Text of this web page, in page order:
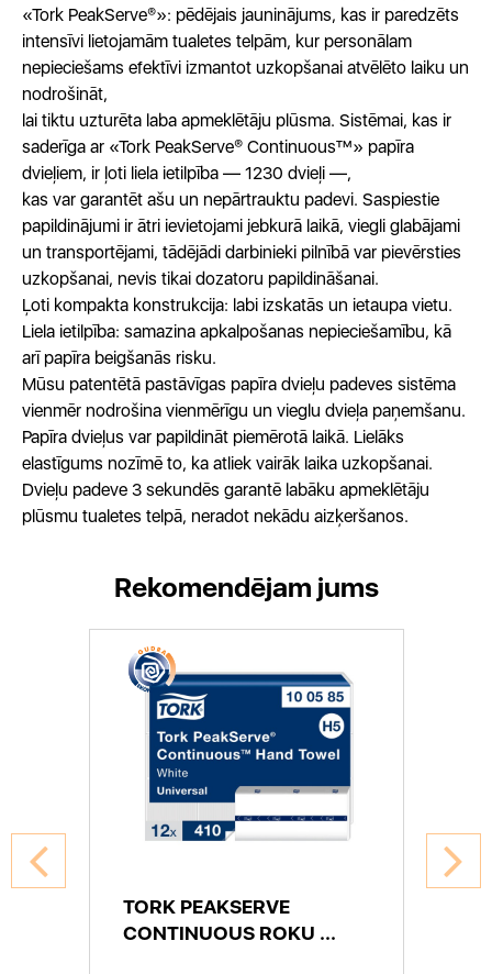
«Tork PeakServe®»: pēdējais jauninājums, kas ir paredzēts
intensīvi lietojamām tualetes telpām, kur personālam
nepieciešams efektīvi izmantot uzkopšanai atvēlēto laiku un
nodrošināt,
lai tiktu uzturēta laba apmeklētāju plūsma. Sistēmai, kas ir
saderīga ar «Tork PeakServe® Continuous™» papīra
dvieļiem, ir ļoti liela ietilpība — 1230 dvieļi —,
kas var garantēt ašu un nepārtrauktu padevi. Saspiestie
papildinājumi ir ātri ievietojami jebkurā laikā, viegli glabājami
un transportējami, tādējādi darbinieki pilnībā var pievērsties
uzkopšanai, nevis tikai dozatoru papildināšanai.
Ļoti kompakta konstrukcija: labi izskatās un ietaupa vietu.
Liela ietilpība: samazina apkalpošanas nepieciešamību, kā
arī papīra beigšanās risku.
Mūsu patentētā pastāvīgas papīra dvieļu padeves sistēma
vienmēr nodrošina vienmērīgu un vieglu dvieļa paņemšanu.
Papīra dvieļus var papildināt piemērotā laikā. Lielāks
elastīgums nozīmē to, ka atliek vairāk laika uzkopšanai.
Dvieļu padeve 3 sekundēs garantē labāku apmeklētāju
plūsmu tualetes telpā, neradot nekādu aizķeršanos.
Rekomendējam jums
TORK PEAKSERVE
CONTINUOUS ROKU ...